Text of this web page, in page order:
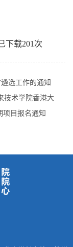
下载201 次
选工作的通知
技术学院香港大
目报名通知